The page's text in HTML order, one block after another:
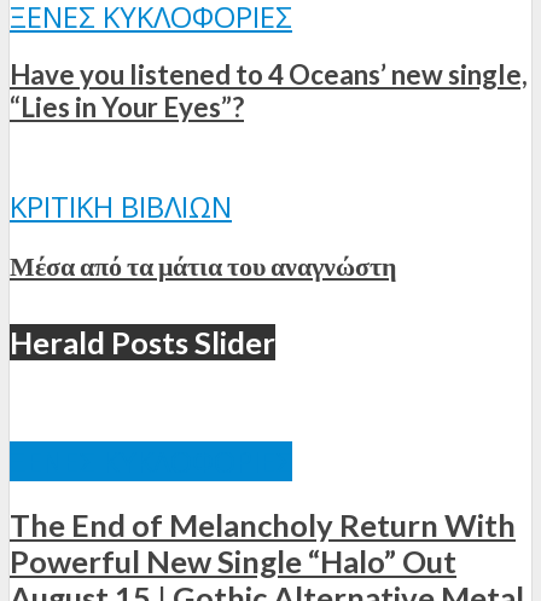
ΞΈΝΕΣ ΚΥΚΛΟΦΟΡΊΕΣ
Have you listened to 4 Oceans’ new single,
“Lies in Your Eyes”?
ΚΡΙΤΙΚΉ ΒΙΒΛΊΩΝ
Μέσα από τα μάτια του αναγνώστη
Herald Posts Slider
The End of Melancholy Return With
Powerful New Single “Halo” Out